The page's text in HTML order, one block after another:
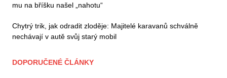
mu na bříšku našel „nahotu“
Chytrý trik, jak odradit zloděje: Majitelé karavanů schválně
nechávají v autě svůj starý mobil
DOPORUČENÉ ČLÁNKY